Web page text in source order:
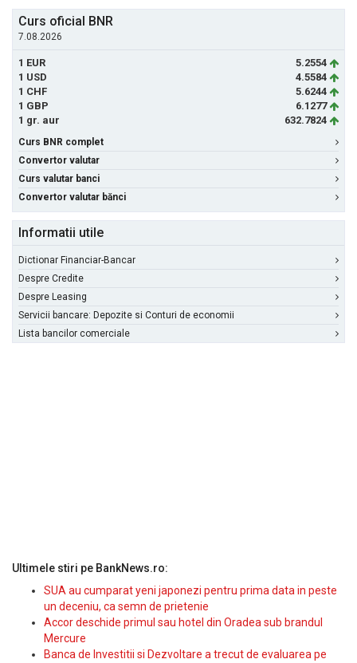
Curs oficial BNR
7.08.2026
1 EUR
5.2554
1 USD
4.5584
1 CHF
5.6244
1 GBP
6.1277
1 gr. aur
632.7824
Curs BNR complet
Convertor valutar
Curs valutar banci
Convertor valutar bănci
Informatii utile
Dictionar Financiar-Bancar
Despre Credite
Despre Leasing
Servicii bancare: Depozite si Conturi de economii
Lista bancilor comerciale
Ultimele stiri pe BankNews.ro:
SUA au cumparat yeni japonezi pentru prima data in peste
un deceniu, ca semn de prietenie
Accor deschide primul sau hotel din Oradea sub brandul
Mercure
Banca de Investitii si Dezvoltare a trecut de evaluarea pe